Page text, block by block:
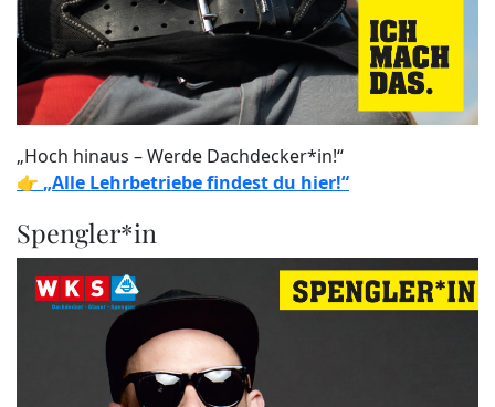
„Hoch hinaus – Werde Dachdecker*in!“
👉 „Alle Lehrbetriebe findest du hier!“
Spengler*in